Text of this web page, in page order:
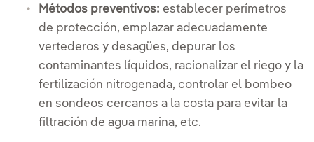
Métodos preventivos: establecer perímetros
de protección, emplazar adecuadamente
vertederos y desagües, depurar los
contaminantes líquidos, racionalizar el riego y la
fertilización nitrogenada, controlar el bombeo
en sondeos cercanos a la costa para evitar la
filtración de agua marina, etc.